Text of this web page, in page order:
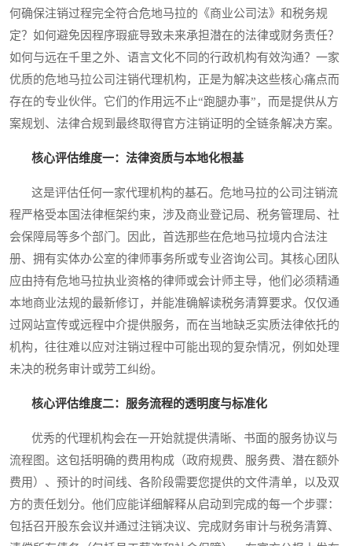
何确保注销过程完全符合危地马拉的《商业公司法》和税务规
定？如何避免因程序瑕疵导致未来承担潜在的法律或财务责任？
如何与远在千里之外、语言文化不同的行政机构有效沟通？一家
优质的危地马拉公司注销代理机构，正是为解决这些核心痛点而
存在的专业伙伴。它们的作用远不止“跑腿办事”，而是提供从方
案规划、法律合规到最终取得官方注销证明的全链条解决方案。
核心评估维度一：法律资质与本地化根基
这是评估任何一家代理机构的基石。危地马拉的公司注销流
程严格受本国法律框架约束，涉及商业登记局、税务管理局、社
会保障局等多个部门。因此，首选那些在危地马拉境内合法注
册、拥有实体办公室的律师事务所或专业咨询公司。其核心团队
应由持有危地马拉执业资格的律师或会计师主导，他们必须精通
本地商业法规的最新修订，并能准确解读税务清算要求。仅仅通
过网站宣传或远程中介提供服务，而在当地缺乏实质法律依托的
机构，往往难以应对注销过程中可能出现的复杂情况，例如处理
未决的税务审计或劳工纠纷。
核心评估维度二：服务流程的透明度与标准化
优秀的代理机构会在一开始就提供清晰、书面的服务协议与
流程图。这包括明确的费用构成（政府规费、服务费、潜在额外
费用）、预计的时间线、各阶段需要您提供的文件清单，以及双
方的责任划分。他们应能详细解释从启动到完成的每一个步骤：
包括召开股东会议并通过注销决议、完成财务审计与税务清算、